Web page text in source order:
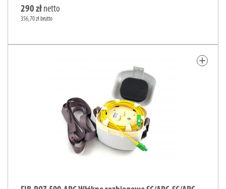
290 zł netto
356,70 zł brutto
add